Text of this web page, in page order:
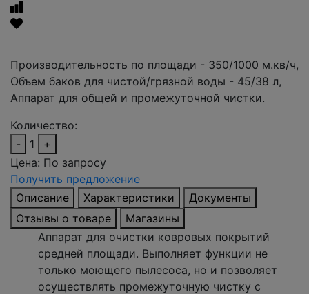
Производительность по площади - 350/1000 м.кв/ч,
Объем баков для чистой/грязной воды - 45/38 л,
Аппарат для общей и промежуточной чистки.
Количество:
-
1
+
Цена: По запросу
Получить предложение
Описание
Характеристики
Документы
Отзывы о товаре
Магазины
Аппарат для очистки ковровых покрытий
средней площади. Выполняет функции не
только моющего пылесоса, но и позволяет
осуществлять промежуточную чистку с